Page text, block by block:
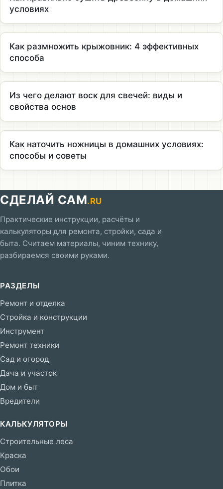
условиях
Как размножить крыжовник: 4 эффективных
способа
Из чего делают воск для свечей: виды и
свойства основ
Как наточить ножницы в домашних условиях:
способы и советы
СДЕЛАЙ САМ.RU
Практические инструкции, расчёты и
калькуляторы для ремонта, стройки, сада и
быта. Считаем материалы, чиним технику,
разбираемся своими руками.
РАЗДЕЛЫ
Ремонт и отделка
Стройка и конструкции
Инструмент
Ремонт техники
Сад и огород
Дача и участок
Дом и быт
Вредители
КАЛЬКУЛЯТОРЫ
Строительные леса
Краска
Обои
Плитка